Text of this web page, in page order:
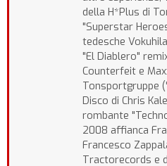
della H*Plus di
"Superstar
tedesche
"El Diablero"
Counterfeit e
Tonsportgruppe
Disco di Chris
rombante
2008 affianca
Francesco
Tractorecords e